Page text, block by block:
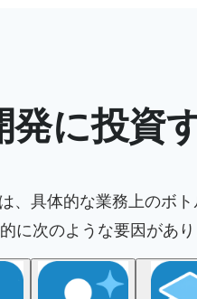
に投資
、具体的な業務上のボ
に次のような要因があり